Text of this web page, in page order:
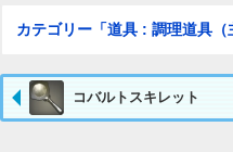
カテゴリー「道具 : 調理道具（
コバルトスキレット